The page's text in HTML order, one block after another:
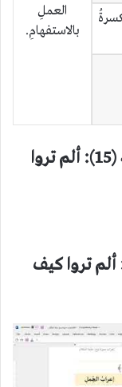
العملِ
بالاستفهامِ.
لتحميل ملفّ إعراب سورة نوح الآية (15): ألم تروا
إعراب سورة نوح الآية (15): ألم تروا كيف